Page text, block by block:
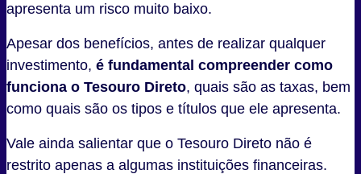
apresenta um risco muito baixo.
Apesar dos benefícios, antes de realizar qualquer
investimento, é fundamental compreender como
funciona o Tesouro Direto, quais são as taxas, bem
como quais são os tipos e títulos que ele apresenta.
Vale ainda salientar que o Tesouro Direto não é
restrito apenas a algumas instituições financeiras.